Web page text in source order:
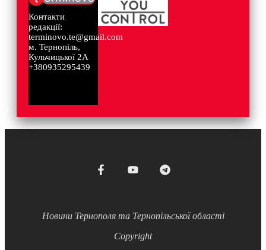
Контакти
редакції:
terminovo.te@gmail.com
м. Тернопіль,
Кульчицької 2А
+380935295439
Новини Тернополя та Тернопільської області
Copyright